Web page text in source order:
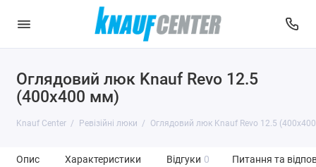
Оглядовий люк Knauf Revo 12.5
(400x400 мм)
Knauf Center Ревізійні люки Оглядовий люк Knauf Revo 12.5
Опис Характеристики Відгуки 0 Питання та